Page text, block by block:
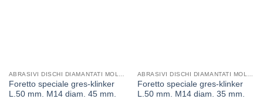
Foretto speciale gres-klinker
L.50 mm. M14 diam. 45 mm.
Foretto speciale gres-klinker
L.50 mm. M14 diam. 35 mm.